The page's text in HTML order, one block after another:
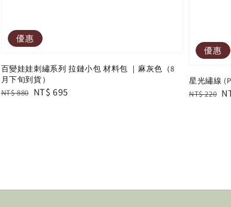
優惠
百變娃娃刺繡系列 拉鏈小包 材料包 ｜麻灰色（8
月下旬到貨）
Regular
NT$ 880 Sale
NT$ 695
優惠
星光繡線
Regular
NT$ 220